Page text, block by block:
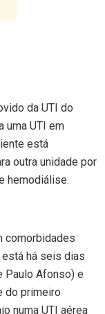
da UTI do
uma UTI em
está
outra unidade por
hemodiálise.
comorbidades
há seis dias
Paulo Afonso) e
do primeiro
numa UTI aérea